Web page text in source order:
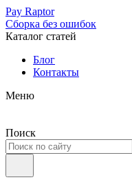
Pay Raptor
Сборка без ошибок
Каталог статей
Блог
Контакты
Меню
Поиск